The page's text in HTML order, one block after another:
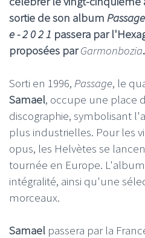
sortie de son album Passage
e - 2 0 2 1 passera par
proposées parGarmonbozia.
Sorti en 1996, Passage, le
Samael, occupe une place
discographie, symbolisant
plus industrielles. Pour les
opus, les Helvètes se
tournée en Europe.
intégralité, ainsi qu'une
morceaux.
Samael passera par la